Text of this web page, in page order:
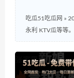
吃瓜51吃瓜网 »
永利 KTV瓜等等。